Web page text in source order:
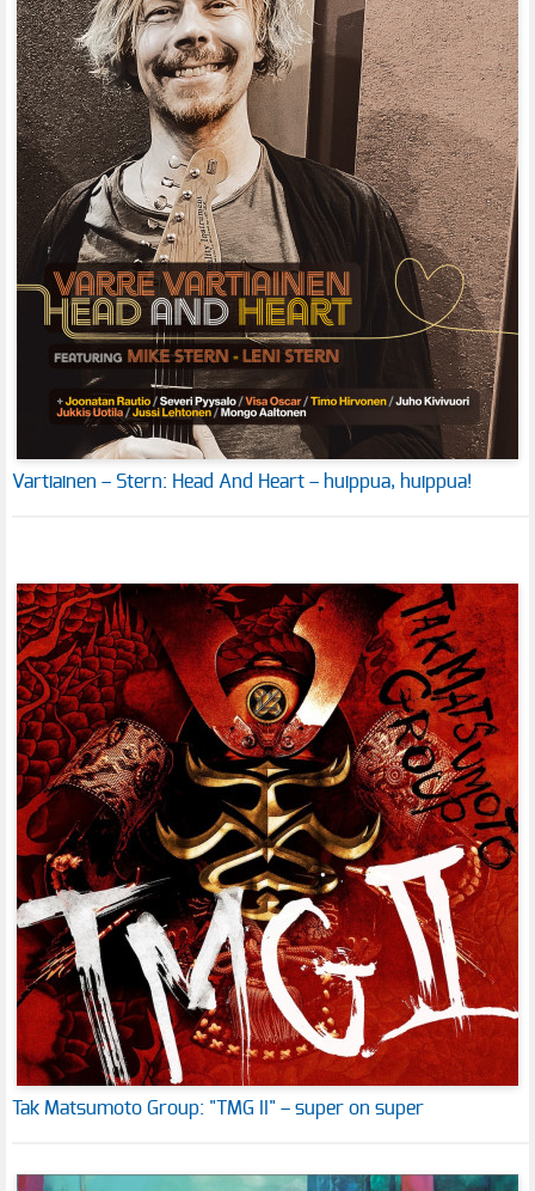
Vartiainen – Stern: Head And Heart – huippua, huippua!
Tak Matsumoto Group: "TMG II" – super on super